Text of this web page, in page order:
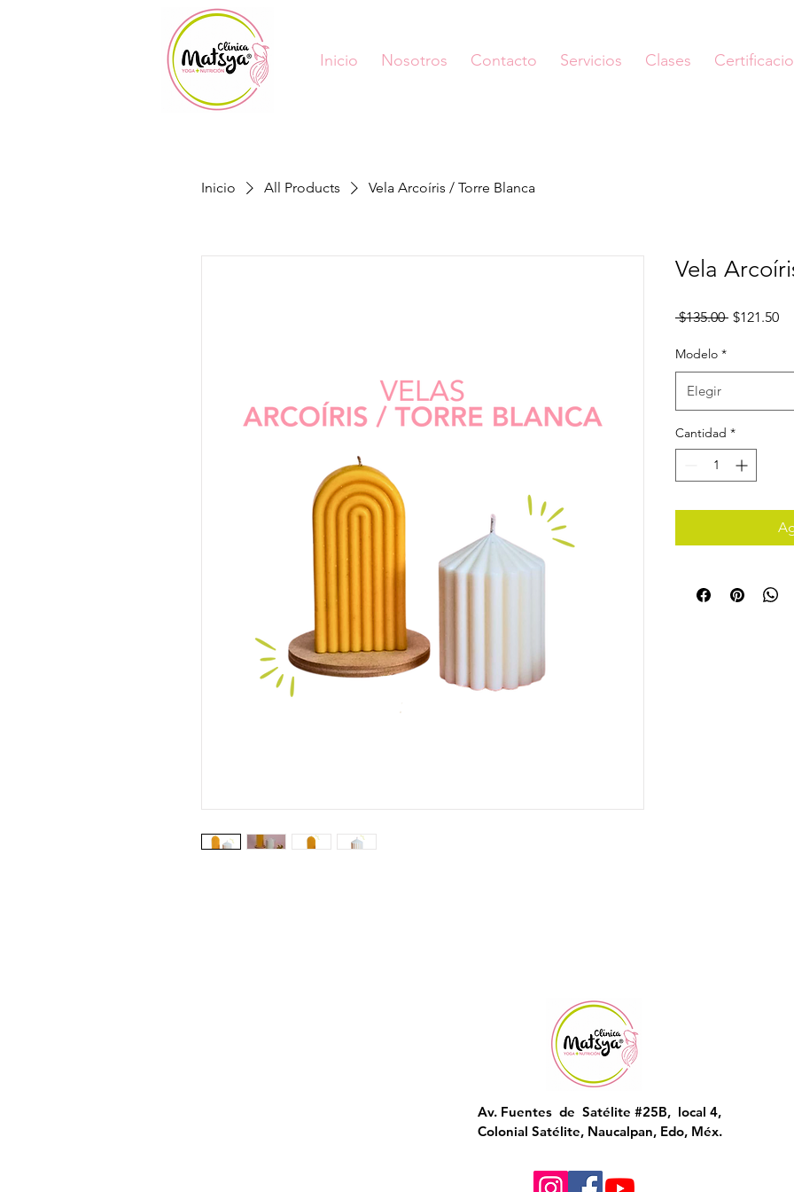
Inicio Nosotros Contacto Servicios Clases
Inicio All Products Vela Arcoíris / Torre Blanca
Vela
$135.00 Precio
$121.50
Modelo *
Elegir
Cantidad *
Av. Fuentes de Satélite #25B, local 4,
Colonial Satélite, Naucalpan, Edo, Méx.